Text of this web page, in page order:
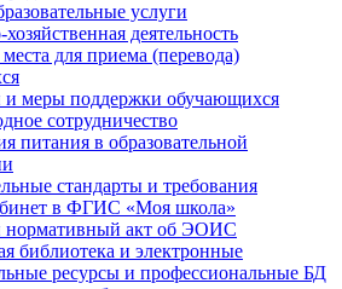
услуги
деятельность
для приема (перевода)
меры поддержки обучающихся
сотрудничество
питания в образовательной
стандарты и требования
в ФГИС «Моя школа»
нормативный акт об ЭОИС
библиотека и электронные
ресурсы и профессиональные БД